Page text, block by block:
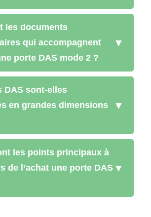
les documents
qui accompagnent
porte DAS mode 2 ?
▼
DAS sont-elles
en grandes dimensions
▼
les points principaux à
de l’achat une porte DAS ▼